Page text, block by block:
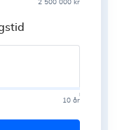
2 500 000 kr
10 år